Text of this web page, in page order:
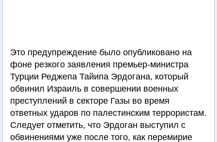
Это предупреждение было опубликовано на
фоне резкого заявления премьер-министра
Турции Реджепа Тайипа Эрдогана, который
обвинил Израиль в совершении военных
преступлений в секторе Газы во время
ответных ударов по палестинским террористам.
Следует отметить, что Эрдоган выступил с
обвинениями уже после того, как перемирие